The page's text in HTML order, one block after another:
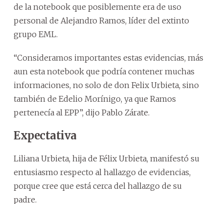
de la notebook que posiblemente era de uso
personal de Alejandro Ramos, líder del extinto
grupo EML.
“Consideramos importantes estas evidencias, más
aun esta notebook que podría contener muchas
informaciones, no solo de don Felix Urbieta, sino
también de Edelio Morínigo, ya que Ramos
pertenecía al EPP”, dijo Pablo Zárate.
Expectativa
Liliana Urbieta, hija de Félix Urbieta, manifestó su
entusiasmo respecto al hallazgo de evidencias,
porque cree que está cerca del hallazgo de su
padre.